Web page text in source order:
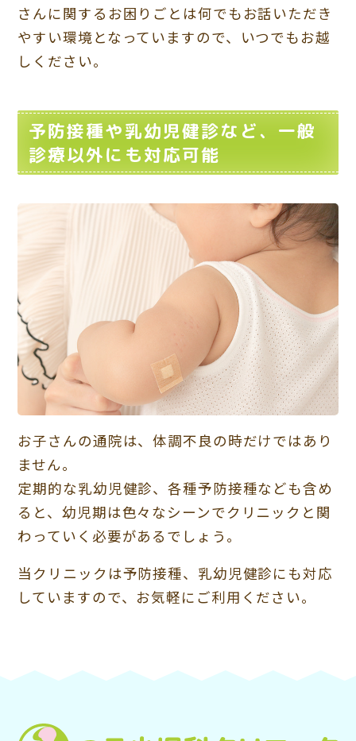
さんに関するお困りごとは何でもお話いただき
やすい環境となっていますので、いつでもお越
しください。
予防接種や乳幼児健診など、一般
診療以外にも対応可能
お子さんの通院は、体調不良の時だけではあり
ません。
定期的な乳幼児健診、各種予防接種なども含め
ると、幼児期は色々なシーンでクリニックと関
わっていく必要があるでしょう。
当クリニックは予防接種、乳幼児健診にも対応
していますので、お気軽にご利用ください。